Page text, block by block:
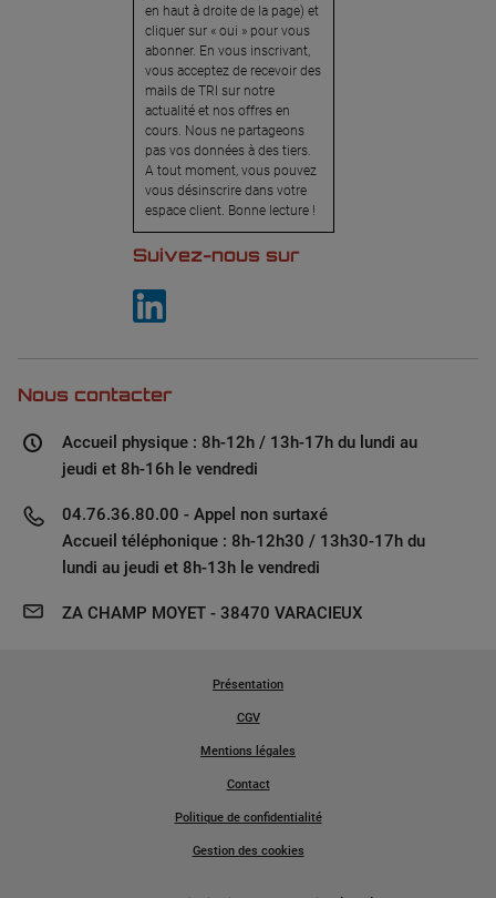
en haut à droite de la page) et
cliquer sur « oui » pour vous
abonner. En vous inscrivant,
vous acceptez de recevoir des
mails de TRI sur notre
actualité et nos offres en
cours. Nous ne partageons
pas vos données à des tiers.
A tout moment, vous pouvez
vous désinscrire dans votre
espace client. Bonne lecture !
Suivez-nous sur
Nous contacter
Accueil physique : 8h-12h / 13h-17h du lundi au
jeudi et 8h-16h le vendredi
04.76.36.80.00 - Appel non surtaxé
Accueil téléphonique : 8h-12h30 / 13h30-17h du
lundi au jeudi et 8h-13h le vendredi
ZA CHAMP MOYET - 38470 VARACIEUX
Présentation
CGV
Mentions légales
Contact
Politique de confidentialité
Gestion des cookies